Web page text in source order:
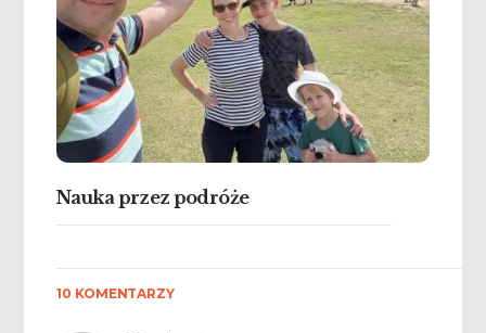
Nauka przez podróże
10 KOMENTARZY